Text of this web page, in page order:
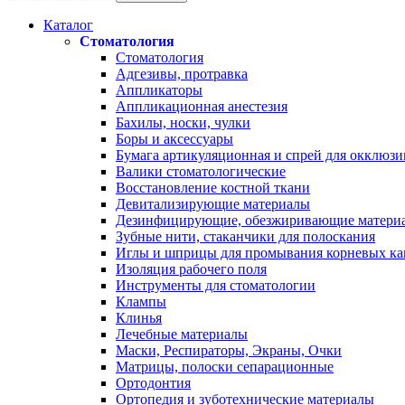
Каталог
Стоматология
Стоматология
Адгезивы, протравка
Аппликаторы
Аппликационная анестезия
Бахилы, носки, чулки
Боры и аксессуары
Бумага артикуляционная и спрей для
Валики стоматологические
Восстановление костной ткани
Девитализирующие материалы
Дезинфицирующие, обезжиривающие
Зубные нити, стаканчики для полоскания
Иглы и шприцы для промывания корневых
Изоляция рабочего поля
Инструменты для стоматологии
Клампы
Клинья
Лечебные материалы
Маски, Респираторы, Экраны, Очки
Матрицы, полоски сепарационные
Ортодонтия
Ортопедия и зуботехнические материалы